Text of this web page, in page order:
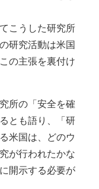
こうした研究所
研究活動は米国
の主張を裏付け
所の「安全を確
とも語り、「研
米国は、どのウ
が行われたかな
開示する必要が